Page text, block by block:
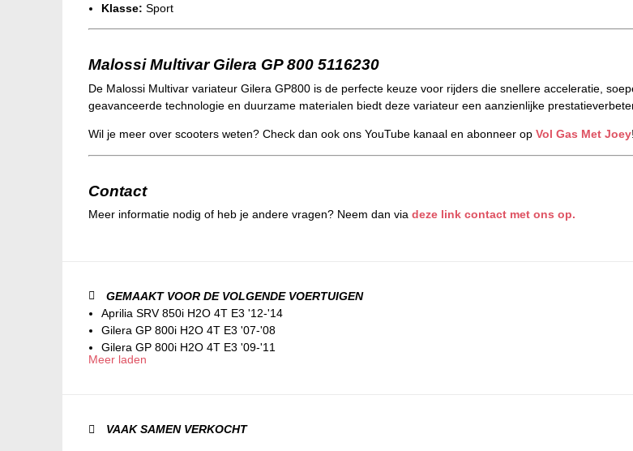
Klasse: Sport
Malossi Multivar Gilera GP 800 5116230
De Malossi Multivar variateur Gilera GP800 is de perfecte keuze voor rijders die snellere acceleratie,
geavanceerde technologie en duurzame materialen biedt deze variateur een aanzienlijke
Wil je meer over scooters weten? Check dan ook ons YouTube kanaal en abonneer op Vol Gas Met Joey!
Contact
Meer informatie nodig of heb je andere vragen? Neem dan via deze link contact met ons op.
GEMAAKT VOOR DE VOLGENDE VOERTUIGEN
Aprilia SRV 850i H2O 4T E3 '12-'14
Gilera GP 800i H2O 4T E3 '07-'08
Gilera GP 800i H2O 4T E3 '09-'11
Meer laden
VAAK SAMEN VERKOCHT